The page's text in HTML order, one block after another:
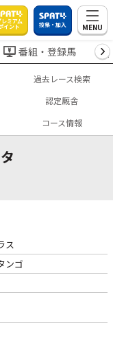
レミアム
イント 投票・加入 MENU
番組・登録馬
過去レース検索
認定厩舎
コース情報
ス
ンゴ